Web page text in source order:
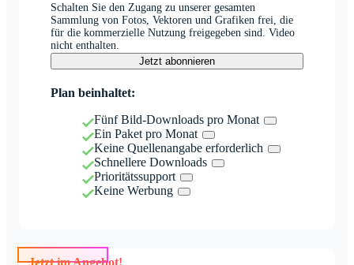
Schalten Sie den Zugang zu unserer gesamten
Sammlung von Fotos, Vektoren und Grafiken frei, die
für die kommerzielle Nutzung freigegeben sind. Video
nicht enthalten.
Jetzt abonnieren
Plan beinhaltet:
Fünf Bild-Downloads pro Monat
Ein Paket pro Monat
Keine Quellenangabe erforderlich
Schnellere Downloads
Prioritätssupport
Keine Werbung
Jetzt im Angebot!